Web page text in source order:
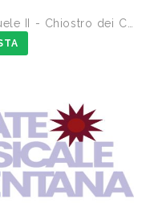
- Chiostro dei Carmelitani